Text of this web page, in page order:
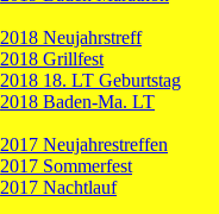
2018 Neujahrstreff
2018 Grillfest
2018 18. LT Geburtstag
2018 Baden-Ma. LT
2017 Neujahrestreffen
2017 Sommerfest
2017 Nachtlauf